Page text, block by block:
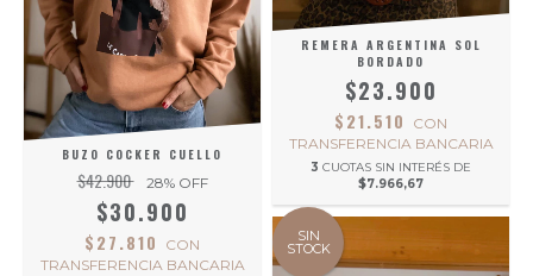
BUZO COCKER CUELLO
$42.900 28% OFF
$30.900
$27.810
CON
TRANSFERENCIA BANCARIA
REMERA ARGENTINA SOL
BORDADO
$23.900
$21.510
CON
TRANSFERENCIA BANCARIA
3 CUOTAS SIN INTERÉS DE
$7.966,67
SIN
STOCK